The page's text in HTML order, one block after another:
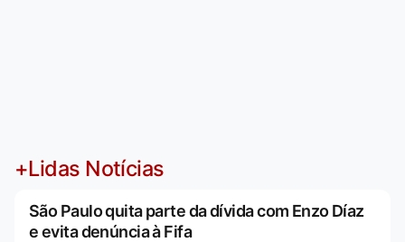
+Lidas Notícias
São Paulo quita parte da dívida com Enzo Díaz
e evita denúncia à Fifa